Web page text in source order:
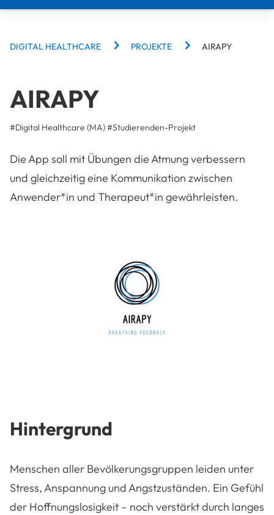
BREADCRUMBS
DIGITAL HEALTHCARE PROJEKTE AIRAPY
AIRAPY
#Digital Healthcare (MA)#Studierenden-Projekt
Die App soll mit Übungen die Atmung verbessern
und gleichzeitig eine Kommunikation zwischen
Anwender*in und Therapeut*in gewährleisten.
Hintergrund
Menschen aller Bevölkerungsgruppen leiden unter
Stress, Anspannung und Angstzuständen. Ein Gefühl
der Hoffnungslosigkeit – noch verstärkt durch langes